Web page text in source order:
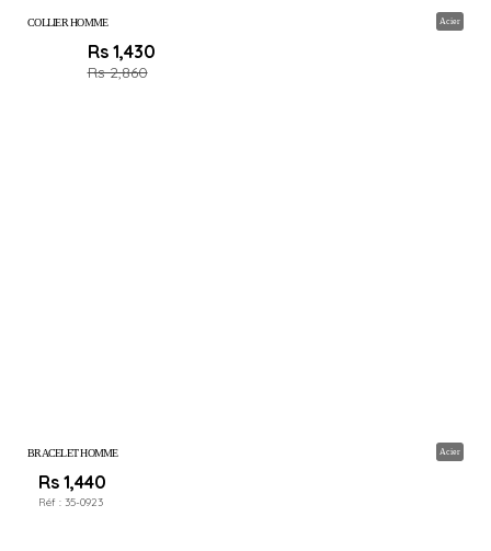
Acier
COLLIER HOMME
Rs 1,430
Rs 2,860
Acier
BRACELET HOMME
Rs 1,440
Réf : 35-0923